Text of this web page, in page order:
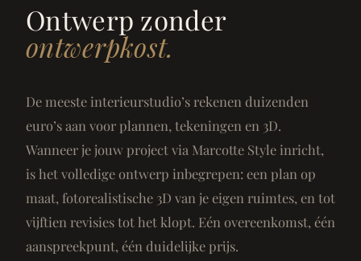
Ontwerp zonder
ontwerpkost.
De meeste interieurstudio’s rekenen duizenden
euro’s aan voor plannen, tekeningen en 3D.
Wanneer je jouw project via Marcotte Style inricht,
is het volledige ontwerp inbegrepen: een plan op
maat, fotorealistische 3D van je eigen ruimtes, en tot
vijftien revisies tot het klopt. Eén overeenkomst, één
aanspreekpunt, één duidelijke prijs.